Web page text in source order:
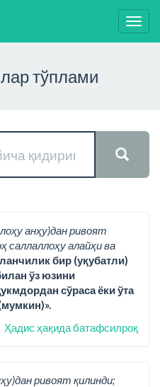
тўплами
анҳу)дан ривоят
саллаллоҳу алайҳи ва
бир (уқубатли)
ўз юзини
сўраса ёки ўта
Ҳадис ҳақида батафсилроқ
ривоят қилинди;